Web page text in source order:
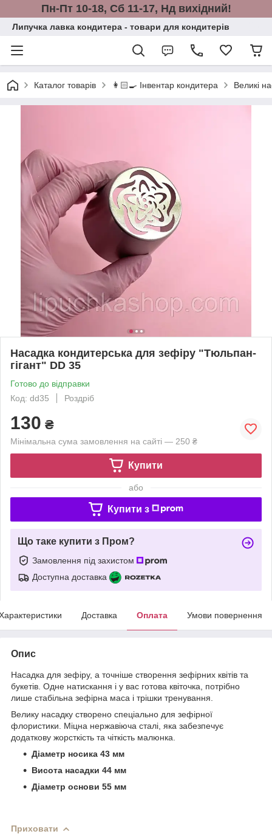
Пн-Пт 10-18, Сб 11-17, Нд вихідний!
Липучка лавка кондитера - товари для кондитерів
Каталог товарів 👩🏻‍🍳 Інвентар кондитера Великі
Насадка кондитерська для зефіру "Тюльпан-
гігант" DD 35
Готово до відправки
Код: dd35
Роздріб
130 ₴
Мінімальна сума замовлення на сайті — 250 ₴
Купити
або
Купити з
Що таке купити з Пром?
Замовлення під захистом
Доступна доставка
Доставка Оплата Умови повернення
Опис
Насадка для зефіру, а точніше створення зефірних квітів та
букетів. Одне натискання і у вас готова квіточка, потрібно
лише стабільна зефірна маса і трішки тренування.
Велику насадку створено спеціально для зефірної
флористики. Міцна нержавіюча сталі, яка забезпечує
додаткову жорсткість та чіткість малюнка.
Діаметр носика 43 мм
Висота насадки 44 мм
Діаметр основи 55 мм
Приховати